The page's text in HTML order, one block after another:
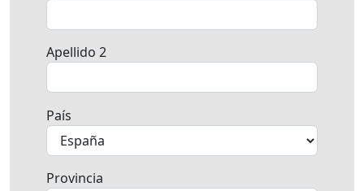
Apellido 2
País
Provincia